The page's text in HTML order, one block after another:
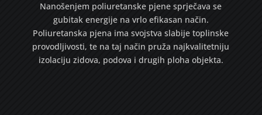
Nanošenjem poliuretanske pjene sprječava se
gubitak energije na vrlo efikasan način.
Poliuretanska pjena ima svojstva slabije toplinske
provodljivosti, te na taj način pruža najkvalitetniju
izolaciju zidova, podova i drugih ploha objekta.